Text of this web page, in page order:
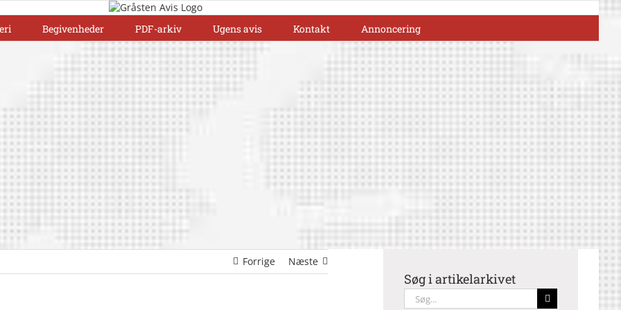
Begivenheder PDF-arkiv Ugens avis Kontakt Annoncering
Forrige Næste
Søg i artikelarkivet
Søg